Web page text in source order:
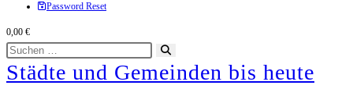
springenPassword Reset
0,00 €
Diese
Website
durchsuchen
starten
Städte und Gemeinden bis heute